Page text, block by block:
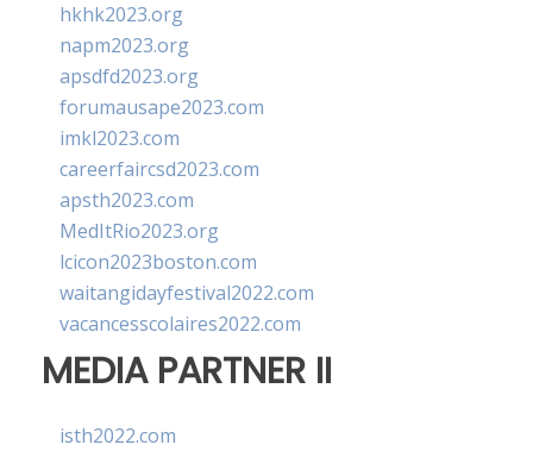
hkhk2023.org
napm2023.org
apsdfd2023.org
forumausape2023.com
imkl2023.com
careerfaircsd2023.com
apsth2023.com
MedItRio2023.org
lcicon2023boston.com
waitangidayfestival2022.com
vacancesscolaires2022.com
MEDIA PARTNER II
isth2022.com